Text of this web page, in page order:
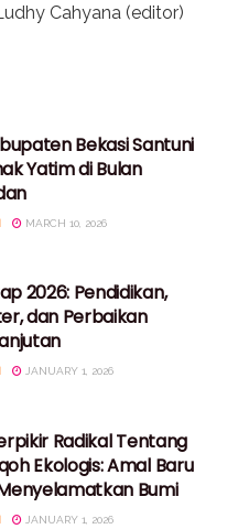
Cahyana (editor)
Bekasi Santuni
Yatim di Bulan
MARCH 10, 2026
2026: Pendidikan,
dan Perbaikan
JANUARY 1, 2026
Radikal Tentang
Ekologis: Amal Baru
Bumi
JANUARY 1, 2026